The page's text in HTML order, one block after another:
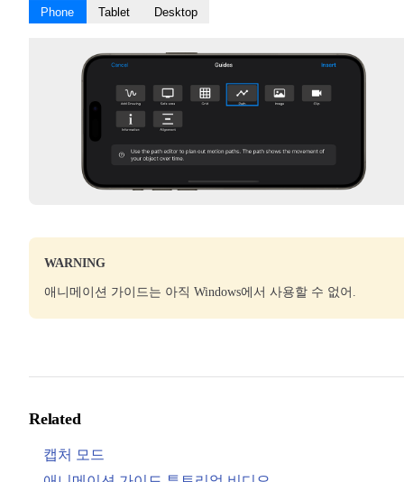
Phone Tablet Desktop
WARNING
애니메이션 가이드는 아직 Windows에서 사용할 수 없어.
Related
캡처 모드